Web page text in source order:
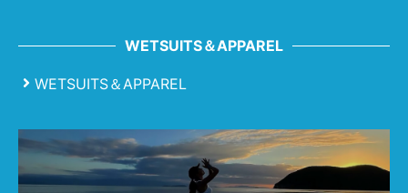
WETSUITS＆APPAREL
WETSUITS＆APPAREL